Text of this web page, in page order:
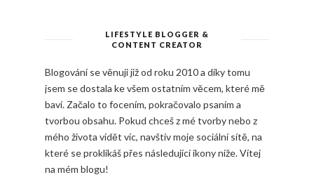
LIFESTYLE BLOGGER &
CONTENT CREATOR
Blogování se věnuji již od roku 2010 a díky tomu
jsem se dostala ke všem ostatním věcem, které mě
baví. Začalo to focením, pokračovalo psaním a
tvorbou obsahu. Pokud chceš z mé tvorby nebo z
mého života vidět víc, navštiv moje sociální sítě, na
které se proklikáš přes následující ikony níže. Vítej
na mém blogu!